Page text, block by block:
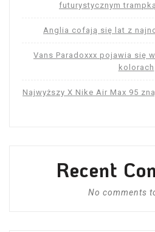
futurystycznym
Anglia cofają się lat z
Vans Paradoxxx pojawia się
kolorach
Najwyższy X Nike Air Max 95
Recent
No comments